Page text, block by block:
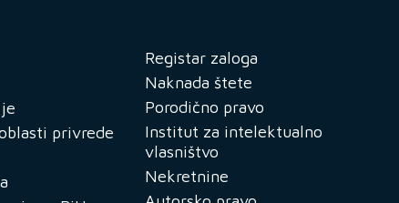
privrede
Registar zaloga
Naknada štete
Porodično pravo
Institut za intelektualno
vlasništvo
Nekretnine